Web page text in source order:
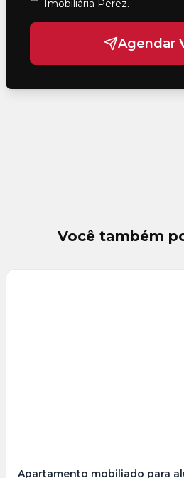
Imobiliária Perez.
Agendar
Você também
Apartamento mobiliado para